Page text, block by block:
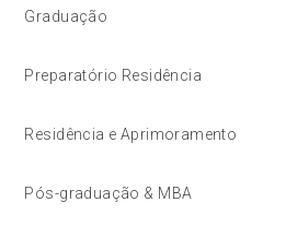
Graduação
Preparatório Residência
Residência e Aprimoramento
Pós-graduação & MBA